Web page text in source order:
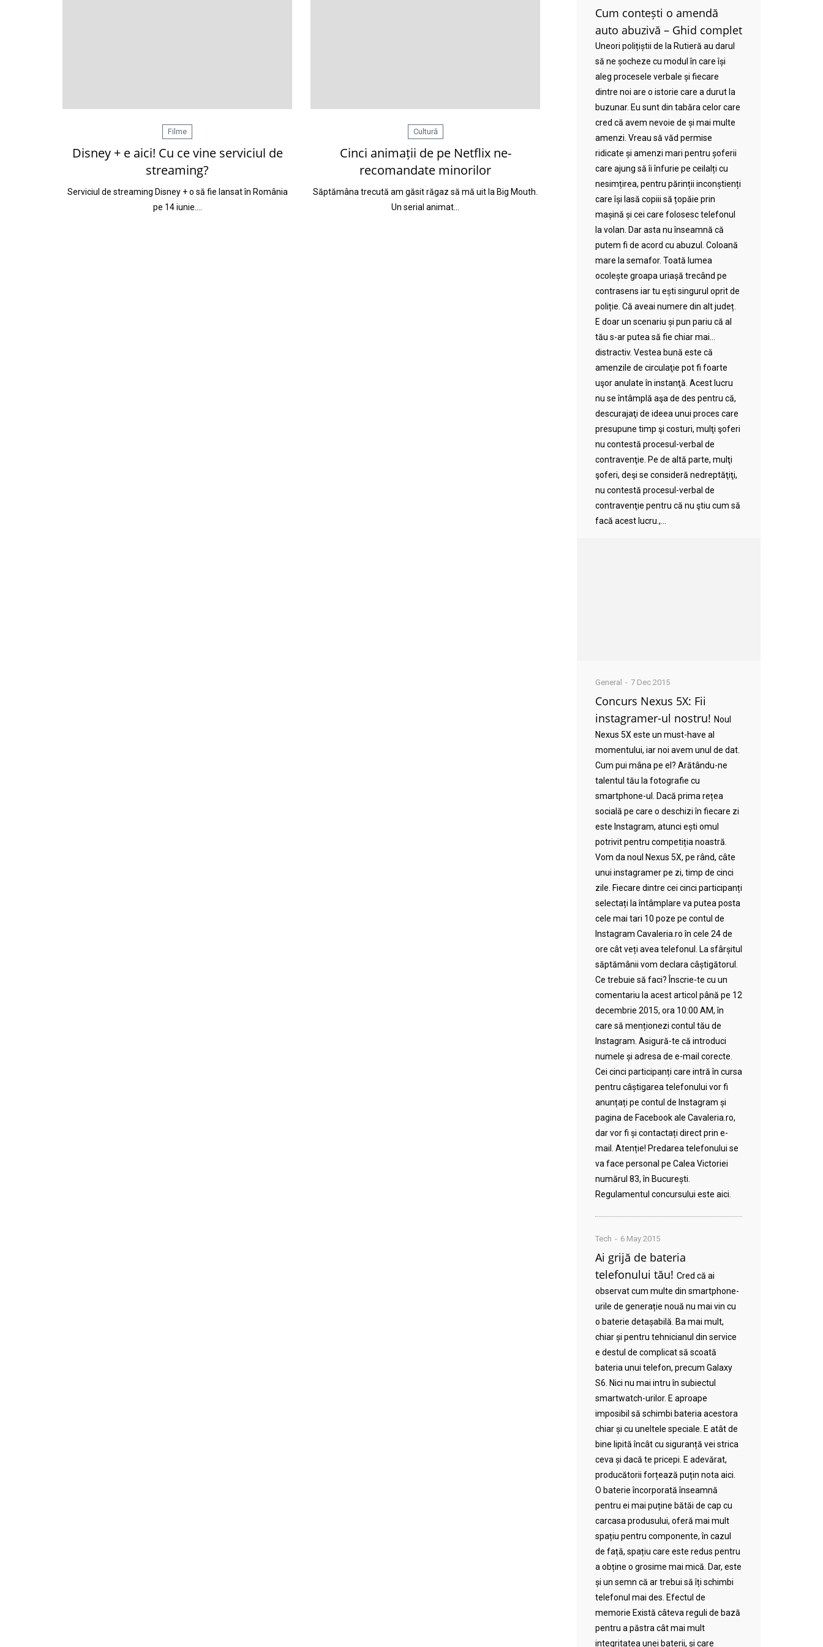
Filme
Disney + e aici! Cu ce vine serviciul de
streaming?
Serviciul de streaming Disney + o să fie lansat în România
pe 14 iunie.…
Cultură
Cinci animații de pe Netflix ne-
recomandate minorilor
Săptămâna trecută am găsit răgaz să mă uit la Big Mouth.
Un serial animat…
Cum contești o amendă
auto abuzivă – Ghid complet
Uneori polițiștii de la Rutieră au darul
să ne șocheze cu modul în care își
aleg procesele verbale și fiecare
dintre noi are o istorie care a durut la
buzunar. Eu sunt din tabăra celor care
cred că avem nevoie de și mai multe
amenzi. Vreau să văd permise
ridicate și amenzi mari pentru șoferii
care ajung să îi înfurie pe ceilalți cu
nesimțirea, pentru părinții inconștienți
care își lasă copiii să țopăie prin
mașină și cei care folosesc telefonul
la volan. Dar asta nu înseamnă că
putem fi de acord cu abuzul. Coloană
mare la semafor. Toată lumea
ocolește groapa uriașă trecând pe
contrasens iar tu ești singurul oprit de
poliție. Că aveai numere din alt județ.
E doar un scenariu și pun pariu că al
tău s-ar putea să fie chiar mai…
distractiv. Vestea bună este că
amenzile de circulaţie pot fi foarte
uşor anulate în instanţă. Acest lucru
nu se întâmplă aşa de des pentru că,
descurajaţi de ideea unui proces care
presupune timp şi costuri, mulţi şoferi
nu contestă procesul-verbal de
contravenţie. Pe de altă parte, mulţi
şoferi, deşi se consideră nedreptăţiţi,
nu contestă procesul-verbal de
contravenţie pentru că nu ştiu cum să
facă acest lucru.,...
General 7 Dec 2015
Concurs Nexus 5X: Fii
instagramer-ul nostru! Noul
Nexus 5X este un must-have al
momentului, iar noi avem unul de dat.
Cum pui mâna pe el? Arătându-ne
talentul tău la fotografie cu
smartphone-ul. Dacă prima rețea
socială pe care o deschizi în fiecare zi
este Instagram, atunci ești omul
potrivit pentru competiția noastră.
Vom da noul Nexus 5X, pe rând, câte
unui instagramer pe zi, timp de cinci
zile. Fiecare dintre cei cinci participanți
selectați la întâmplare va putea posta
cele mai tari 10 poze pe contul de
Instagram Cavaleria.ro în cele 24 de
ore cât veți avea telefonul. La sfârșitul
săptămânii vom declara câștigătorul.
Ce trebuie să faci? Înscrie-te cu un
comentariu la acest articol până pe 12
decembrie 2015, ora 10:00 AM, în
care să menționezi contul tău de
Instagram. Asigură-te că introduci
numele și adresa de e-mail corecte.
Cei cinci participanți care intră în cursa
pentru câștigarea telefonului vor fi
anunțați pe contul de Instagram și
pagina de Facebook ale Cavaleria.ro,
dar vor fi și contactați direct prin e-
mail. Atenție! Predarea telefonului se
va face personal pe Calea Victoriei
numărul 83, în București.
Regulamentul concursului este aici.
Tech 6 May 2015
Ai grijă de bateria
telefonului tău! Cred că ai
observat cum multe din smartphone-
urile de generație nouă nu mai vin cu
o baterie detașabilă. Ba mai mult,
chiar și pentru tehnicianul din service
e destul de complicat să scoată
bateria unui telefon, precum Galaxy
S6. Nici nu mai intru în subiectul
smartwatch-urilor. E aproape
imposibil să schimbi bateria acestora
chiar și cu uneltele speciale. E atât de
bine lipită încât cu siguranță vei strica
ceva și dacă te pricepi. E adevărat,
producătorii forțează puțin nota aici.
O baterie încorporată înseamnă
pentru ei mai puține bătăi de cap cu
carcasa produsului, oferă mai mult
spațiu pentru componente, în cazul
de față, spațiu care este redus pentru
a obține o grosime mai mică. Dar, este
și un semn că ar trebui să îți schimbi
telefonul mai des. Efectul de
memorie Există câteva reguli de bază
pentru a păstra cât mai mult
integritatea unei baterii, și care